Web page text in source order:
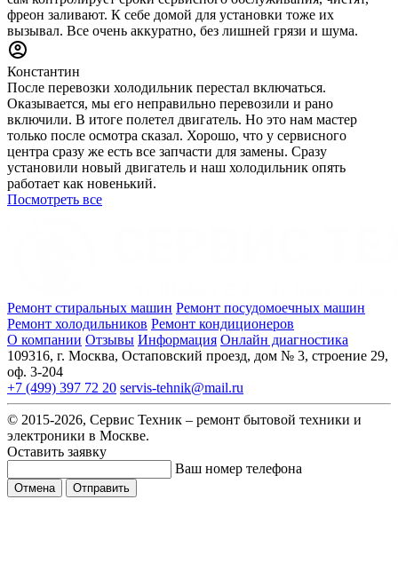
фреон заливают. К себе домой для установки тоже их
вызывал. Все очень аккуратно, без лишней грязи и шума.
Константин
После перевозки холодильник перестал включаться.
Оказывается, мы его неправильно перевозили и рано
включили. В итоге полетел двигатель. Но это нам мастер
только после осмотра сказал. Хорошо, что у сервисного
центра сразу же есть все запчасти для замены. Сразу
установили новый двигатель и наш холодильник опять
работает как новенький.
Посмотреть все
Ремонт стиральных машин Ремонт посудомоечных машин
Ремонт холодильников Ремонт кондиционеров
О компании Отзывы Информация Онлайн диагностика
109316, г. Москва, Остаповский проезд, дом № 3, строение 29,
оф. 3-204
+7 (499) 397 72 20 servis-tehnik@mail.ru
© 2015-2026, Сервис Техник – ремонт бытовой техники и
электроники в Москве.
Оставить заявку
Ваш номер телефона
Отмена Отправить